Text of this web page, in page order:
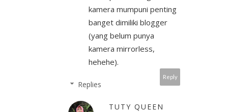
kamera mumpuni penting
banget dimiliki blogger
(yang belum punya
kamera mirrorless,
hehehe).
Reply
Replies
TUTY QUEEN